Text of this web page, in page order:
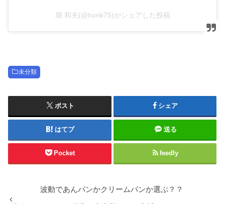
堀 和夫(@horik75)がシェアした投稿
未分類
ポスト シェア
はてブ 送る
Pocket feedly
波動であんパンかクリームパンか選ぶ？？